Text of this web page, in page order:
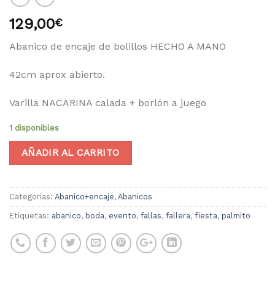
129,00€
Abanico de encaje de bolillos HECHO A MANO
42cm aprox abierto.
Varilla NACARINA calada + borlón a juego
1 disponibles
AÑADIR AL CARRITO
Categorías: Abanico+encaje, Abanicos
Etiquetas: abanico, boda, evento, fallas, fallera, fiesta, palmito